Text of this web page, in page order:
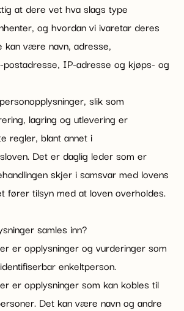
at dere vet hva slags type
og hvordan vi ivaretar deres
kan være navn, adresse,
postadresse, IP-adresse og kjøps- og
slik som
lagring og utlevering er
regler, blant annet i
Det er daglig leder som er
skjer i samsvar med lovens
fører tilsyn med at loven overholdes.
samles inn?
er opplysninger og vurderinger som
enkeltperson.
er opplysninger som kan kobles til
Det kan være navn og andre